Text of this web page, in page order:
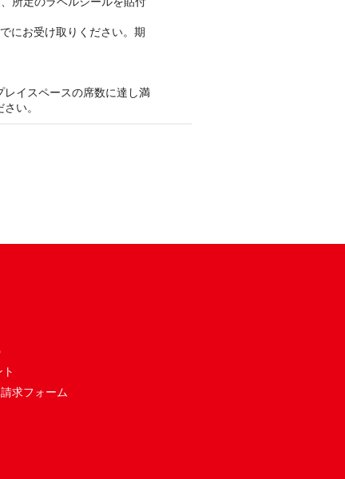
にお受け取りください。期
イスペースの席数に達し満
い。
求フォーム